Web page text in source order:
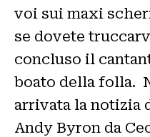
voi sui maxi
se dovete
concluso il
boato della folla.
arrivata la notizia
Andy Byron da